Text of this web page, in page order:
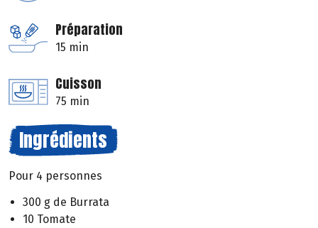
Préparation
15 min
Cuisson
75 min
Ingrédients
Pour 4 personnes
300 g de Burrata
10 Tomate